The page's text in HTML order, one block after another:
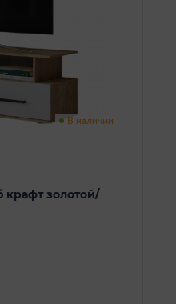
В наличии
крафт золотой/